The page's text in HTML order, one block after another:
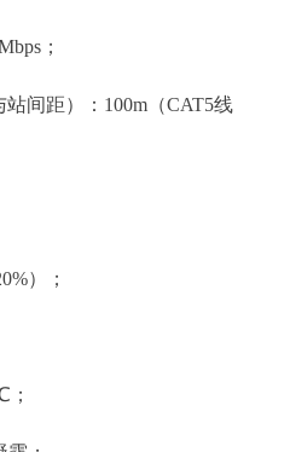
；
间距）：100m（CAT5线
）；